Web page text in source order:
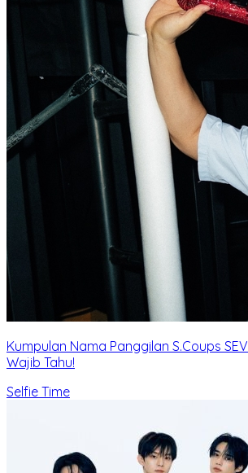
Kumpulan Nama Panggilan S.Coups
Wajib Tahu!
Selfie Time